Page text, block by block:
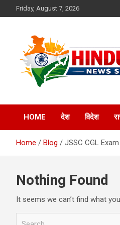
to
Friday, August 7, 2026
Hindustan
Service
HOME देश विदेश
Home Blog JSSC CGL Exam
Nothing Found
It seems we can’t find what